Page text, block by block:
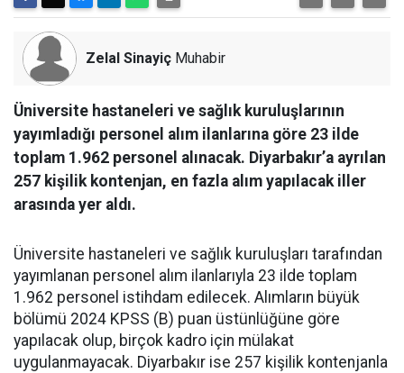
Zelal Sinayiç Muhabir
Üniversite hastaneleri ve sağlık kuruluşlarının
yayımladığı personel alım ilanlarına göre 23 ilde
toplam 1.962 personel alınacak. Diyarbakır’a ayrılan
257 kişilik kontenjan, en fazla alım yapılacak iller
arasında yer aldı.
Üniversite hastaneleri ve sağlık kuruluşları tarafından
yayımlanan personel alım ilanlarıyla 23 ilde toplam
1.962 personel istihdam edilecek. Alımların büyük
bölümü 2024 KPSS (B) puan üstünlüğüne göre
yapılacak olup, birçok kadro için mülakat
uygulanmayacak. Diyarbakır ise 257 kişilik kontenjanla